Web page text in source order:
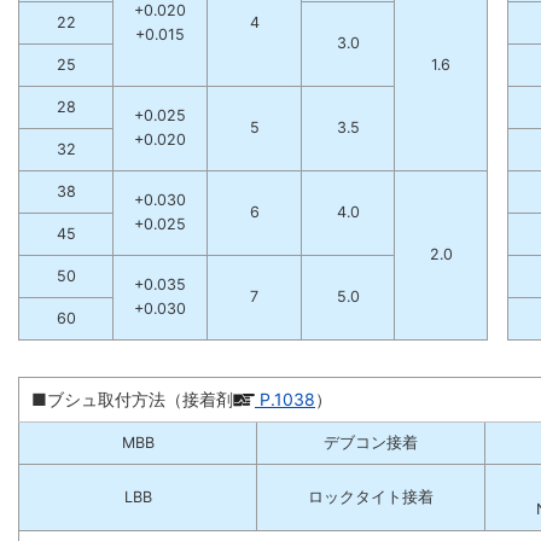
+0.020
+0.015
4
1.6
22
3.0
25
28
+0.025
+0.020
5
3.5
32
38
+0.030
+0.025
6 4.0
2.0
45
50
+0.035
+0.030
7
5.0
60
■ブシュ取付方法（接着剤 P.1038）
MBB デブコン接着
LBB ロックタイト接着